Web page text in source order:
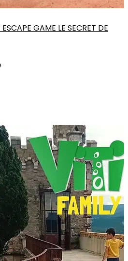
GAME LE SECRET DE